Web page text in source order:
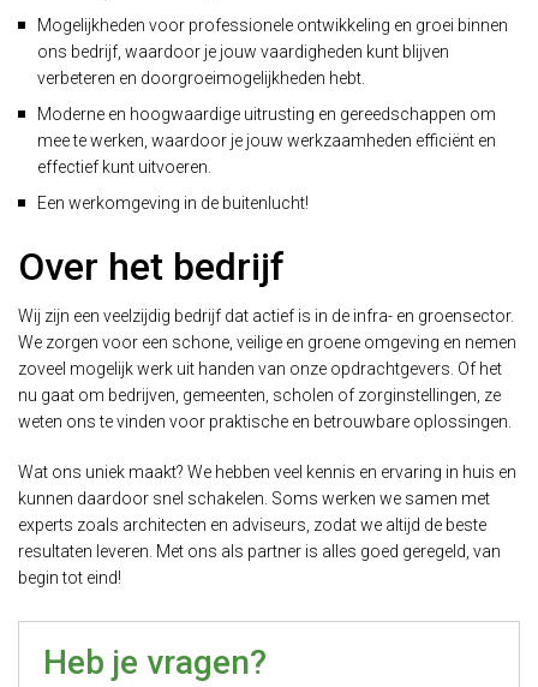
Mogelijkheden voor professionele ontwikkeling en groei binnen
ons bedrijf, waardoor je jouw vaardigheden kunt blijven
verbeteren en doorgroeimogelijkheden hebt.
Moderne en hoogwaardige uitrusting en gereedschappen om
mee te werken, waardoor je jouw werkzaamheden efficiënt en
effectief kunt uitvoeren.
Een werkomgeving in de buitenlucht!
Over het bedrijf
Wij zijn een veelzijdig bedrijf dat actief is in de infra- en groensector.
We zorgen voor een schone, veilige en groene omgeving en nemen
zoveel mogelijk werk uit handen van onze opdrachtgevers. Of het
nu gaat om bedrijven, gemeenten, scholen of zorginstellingen, ze
weten ons te vinden voor praktische en betrouwbare oplossingen.
Wat ons uniek maakt? We hebben veel kennis en ervaring in huis en
kunnen daardoor snel schakelen. Soms werken we samen met
experts zoals architecten en adviseurs, zodat we altijd de beste
resultaten leveren. Met ons als partner is alles goed geregeld, van
begin tot eind!
Heb je vragen?